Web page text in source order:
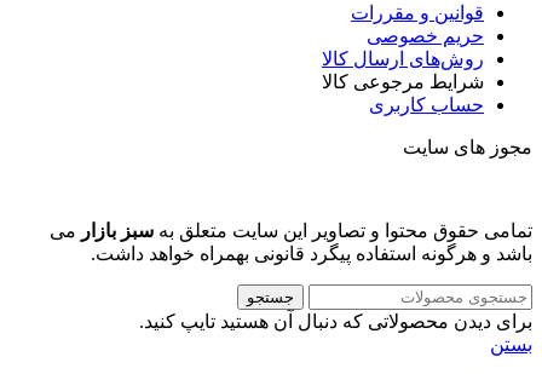
قوانین و مقررات
حریم خصوصی
روش‌های ارسال کالا
شرایط مرجوعی کالا
حساب کاربری
مجوز های سایت
تمامی حقوق محتوا و تصاویر این سایت متعلق به سبز بازار می
باشد و هرگونه استفاده پیگرد قانونی بهمراه خواهد داشت.
جستجو
برای دیدن محصولاتی که دنبال آن هستید تایپ کنید.
بستن